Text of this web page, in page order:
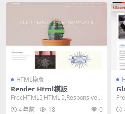
HTML模版
Render Html模版
FreeHTML5,HTML 5,Responsive,
4 Columns,M...
4 年前 18 0